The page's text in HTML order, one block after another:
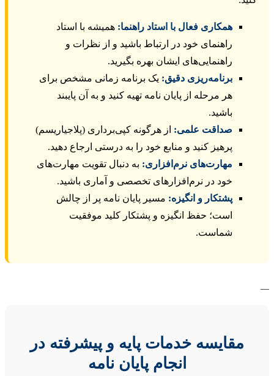
همکاری فعال با استاد راهنما: همیشه با استاد
راهنمای خود در ارتباط باشید و از نظرات و
راهنمایی‌های ایشان بهره بگیرید.
برنامه‌ریزی دقیق:یک برنامه زمانی مشخص برای
هر مرحله از پایان نامه تهیه کنید و به آن پایبند
باشید.
صداقت علمی:از هرگونه کپی‌برداری (پلاجیاریسم)
پرهیز کنید و منابع خود را به درستی ارجاع دهید.
مهارت‌های نرم‌افزاری: به دنبال تقویت مهارت‌های
خود در نرم‌افزارهای تخصصی و آماری باشید.
پشتکار و انگیزه:مسیر پایان نامه پر از چالش
است؛ حفظ انگیزه و پشتکار کلید موفقیت
شماست.
مقایسه خدمات پایه و پیشرفته در
انجام پایان نامه